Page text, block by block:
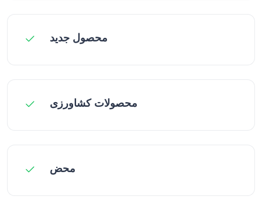
محصول جديد
محصولات کشاورزی
محض